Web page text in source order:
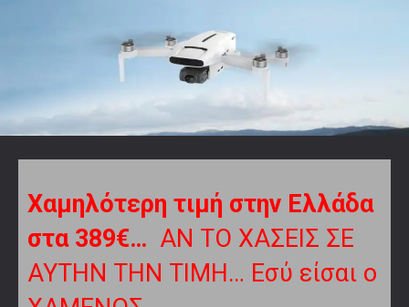
Χαμηλότερη τιμή στην Ελλάδα
στα 389€… ΑΝ ΤΟ ΧΑΣΕΙΣ ΣΕ
ΑΥΤΗΝ ΤΗΝ ΤΙΜΗ… Εσύ είσαι ο